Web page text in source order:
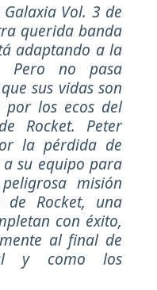
Vol. 3 de
querida banda
adaptando a la
Pero no pasa
sus vidas son
por los ecos del
Rocket. Peter
la pérdida de
su equipo para
misión
Rocket, una
con éxito,
al final de
y como los